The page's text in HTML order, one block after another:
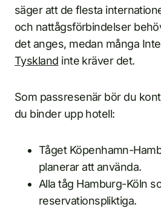
säger att de flesta
och nattågsförbindelser
det anges, medan många
Tyskland inte kräver det.
Som passresenär bör du
du binder upp hotell:
Tåget Köpenhamn-
planerar att använda.
Alla tåg Hamburg-Köln
reservationspliktiga.